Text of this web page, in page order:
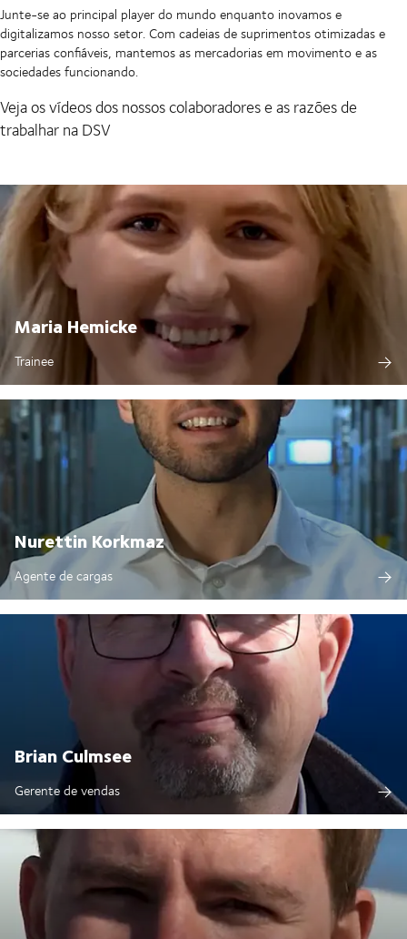
Junte-se ao principal player do mundo enquanto inovamos e
digitalizamos nosso setor. Com cadeias de suprimentos otimizadas e
parcerias confiáveis, mantemos as mercadorias em movimento e as
sociedades funcionando.
Veja os vídeos dos nossos colaboradores e as razões de
trabalhar na DSV
Maria Hemicke
Trainee
Nurettin Korkmaz
Agente de cargas
Brian Culmsee
Gerente de vendas